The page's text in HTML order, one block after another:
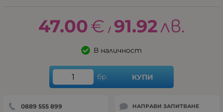
47.00€ / 91.92лв.
В наличност
бр. КУПИ
0889 555 899 НАПРАВИ ЗАПИТВАНЕ